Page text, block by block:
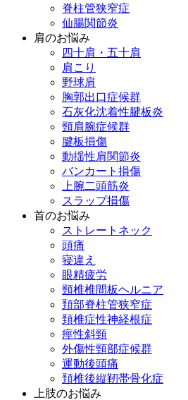
脊柱管狭窄症
仙腸関節炎
肩のお悩み
四十肩・五十肩
肩こり
野球肩
胸郭出口症候群
石灰化沈着性腱板炎
頸肩腕症候群
腱板損傷
動揺性肩関節炎
バンカート損傷
上腕二頭筋炎
スラップ損傷
首のお悩み
ストレートネック
頭痛
寝違え
眼精疲労
頸椎椎間板ヘルニア
頚部脊柱管狭窄症
頚椎症性神経根症
痙性斜頸
外傷性頸部症候群
運動後頭痛
頚椎後縦靭帯骨化症
上肢のお悩み